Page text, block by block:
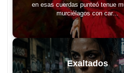
en esas cuerdas punteó tenue
murciélagos con car...
Exaltados